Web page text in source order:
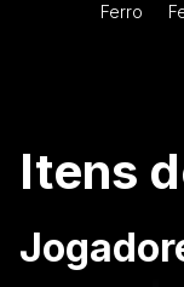
Ferro
Itens